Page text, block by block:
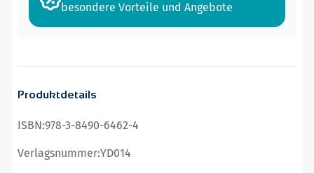
besondere Vorteile und Angebote
Produktdetails
ISBN:978-3-8490-6462-4
Verlagsnummer:YD014